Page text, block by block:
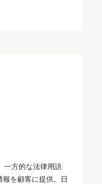
一方的な法律用語
を顧客に提供。日